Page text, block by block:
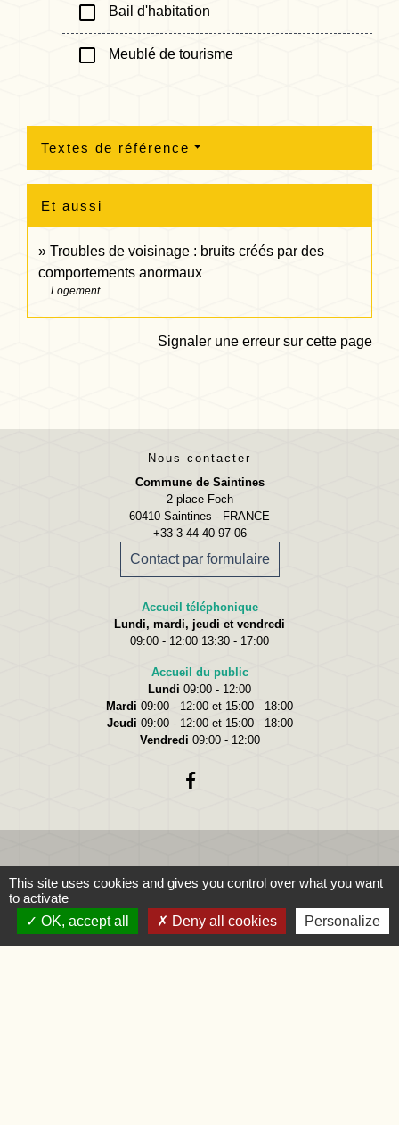
check_box_outline_blank Bail d'habitation
check_box_outline_blank Meublé de tourisme
Textes de référence
Et aussi
Troubles de voisinage : bruits créés par des
comportements anormaux
Logement
Signaler une erreur sur cette page
Nous contacter
Commune de Saintines
2 place Foch
60410 Saintines - FRANCE
+33 3 44 40 97 06
Contact par formulaire
Accueil téléphonique
Lundi, mardi, jeudi et vendredi
09:00 - 12:00 13:30 - 17:00
Accueil du public
Lundi 09:00 - 12:00
Mardi 09:00 - 12:00 et 15:00 - 18:00
Jeudi 09:00 - 12:00 et 15:00 - 18:00
Vendredi 09:00 - 12:00
Liens
This site uses cookies and gives you control over what you want
to activate
OK, accept all
Deny all cookies Personalize